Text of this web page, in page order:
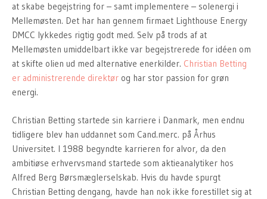
at skabe begejstring for – samt implementere – solenergi i
Mellemøsten. Det har han gennem firmaet Lighthouse Energy
DMCC lykkedes rigtig godt med. Selv på trods af at
Mellemøsten umiddelbart ikke var begejstrerede for idéen om
at skifte olien ud med alternative enerkilder. Christian Betting
er administrerende direktør og har stor passion for grøn
energi.
Christian Betting startede sin karriere i Danmark, men endnu
tidligere blev han uddannet som Cand.merc. på Århus
Universitet. I 1988 begyndte karrieren for alvor, da den
ambitiøse erhvervsmand startede som aktieanalytiker hos
Alfred Berg Børsmæglerselskab. Hvis du havde spurgt
Christian Betting dengang, havde han nok ikke forestillet sig at